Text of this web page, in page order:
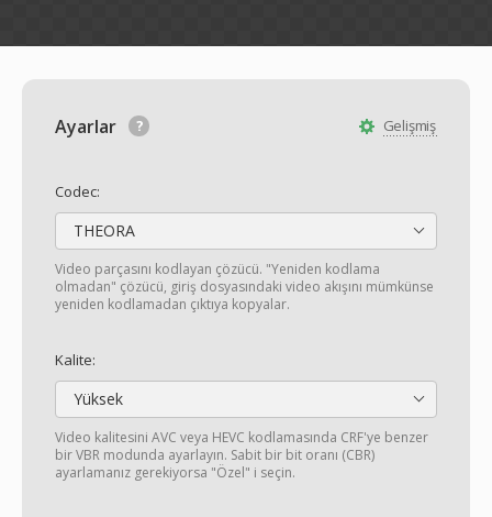
Gelişmiş
Ayarlar
Codec:
THEORA
Video parçasını kodlayan çözücü. "Yeniden kodlama
olmadan" çözücü, giriş dosyasındaki video akışını mümkünse
yeniden kodlamadan çıktıya kopyalar.
Kalite:
Yüksek
Video kalitesini AVC veya HEVC kodlamasında CRF'ye benzer
bir VBR modunda ayarlayın. Sabit bir bit oranı (CBR)
ayarlamanız gerekiyorsa "Özel" i seçin.